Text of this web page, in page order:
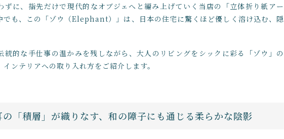
ずに、指先だけで現代的なオブジェへと編み上げていく当店の「立体折り紙アー
でも、この「ゾウ（Elephant）」は、日本の住宅に驚くほど優しく溶け込む、隠
統的な手仕事の温かみを残しながら、大人のリビングをシックに彩る「ゾウ」の
ンテリアへの取り入れ方をご紹介します。
「積層」が織りなす、和の障子にも通じる柔らかな陰影